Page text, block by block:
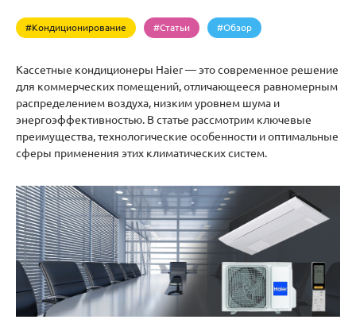
#Кондиционирование #Статьи #Обзор
Кассетные кондиционеры Haier — это современное решение
для коммерческих помещений, отличающееся равномерным
распределением воздуха, низким уровнем шума и
энергоэффективностью. В статье рассмотрим ключевые
преимущества, технологические особенности и оптимальные
сферы применения этих климатических систем.